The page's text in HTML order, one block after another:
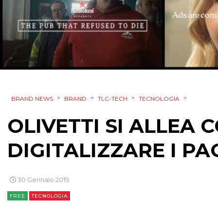
BRAND NEWS > BRAND > TLC-TECH > TECNOLOGIA >
OLIVETTI SI ALLEA
DIGITALIZZARE I
30 Gennaio 2019
FREE TECNOLOGIA